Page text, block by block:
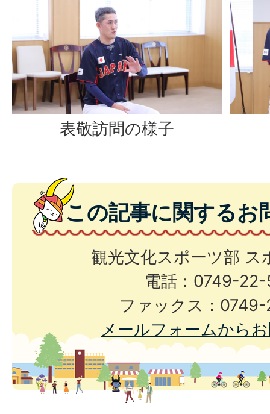
表敬訪問の様子
この記事に関するお
観光文化スポーツ部 ス
電話：0749-
ファックス：
メールフォームから